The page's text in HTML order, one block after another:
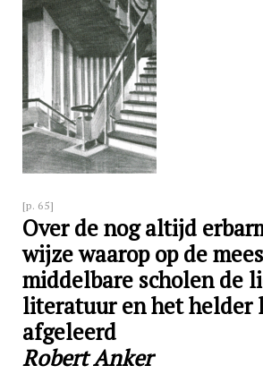
[p. 65]
Over de nog altijd
wijze waarop op de
middelbare scholen de
literatuur en het helder
afgeleerd
Robert Anker